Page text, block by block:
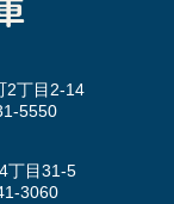
2丁目2-14
5550
丁目31-5
3060